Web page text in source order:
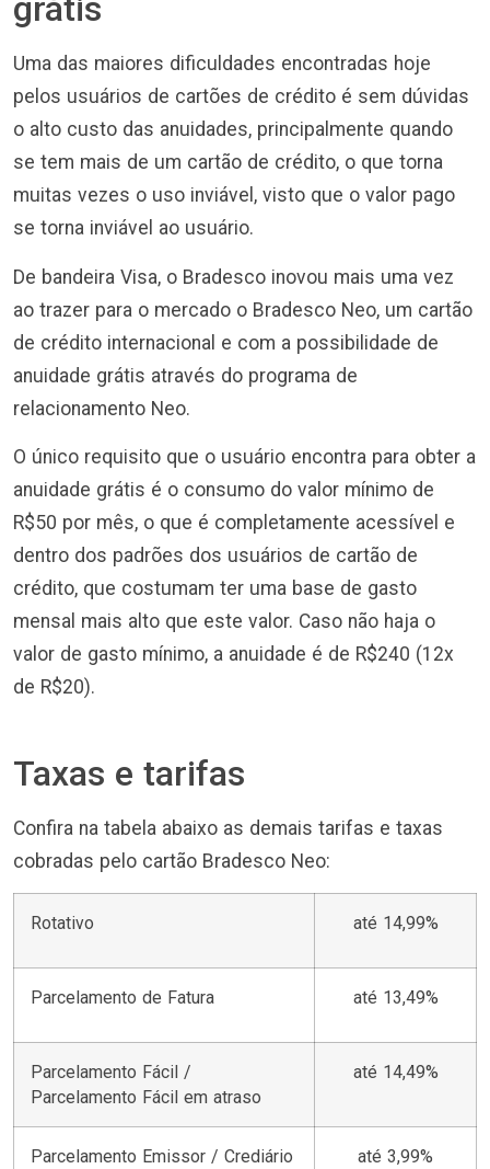
grátis
Uma das maiores dificuldades encontradas hoje
pelos usuários de cartões de crédito é sem dúvidas
o alto custo das anuidades, principalmente quando
se tem mais de um cartão de crédito, o que torna
muitas vezes o uso inviável, visto que o valor pago
se torna inviável ao usuário.
De bandeira Visa, o Bradesco inovou mais uma vez
ao trazer para o mercado o Bradesco Neo, um cartão
de crédito internacional e com a possibilidade de
anuidade grátis através do programa de
relacionamento Neo.
O único requisito que o usuário encontra para obter a
anuidade grátis é o consumo do valor mínimo de
R$50 por mês, o que é completamente acessível e
dentro dos padrões dos usuários de cartão de
crédito, que costumam ter uma base de gasto
mensal mais alto que este valor. Caso não haja o
valor de gasto mínimo, a anuidade é de R$240 (12x
de R$20).
Taxas e tarifas
Confira na tabela abaixo as demais tarifas e taxas
cobradas pelo cartão Bradesco Neo:
Rotativo até 14,99%
Parcelamento de Fatura até 13,49%
Parcelamento Fácil /
Parcelamento Fácil em atraso
até 14,49%
Parcelamento Emissor / Crediário até 3,99%